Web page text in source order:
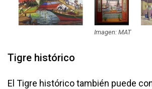
Imagen: MAT
Tigre histórico
El Tigre histórico también puede